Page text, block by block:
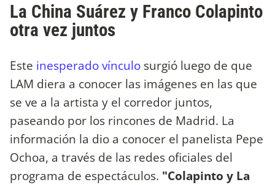
La China Suárez y Franco Colapinto
otra vez juntos
Este inesperado vínculo surgió luego de que
LAM diera a conocer las imágenes en las que
se ve a la artista y el corredor juntos,
paseando por los rincones de Madrid. La
información la dio a conocer el panelista Pepe
Ochoa, a través de las redes oficiales del
programa de espectáculos. "Colapinto y La